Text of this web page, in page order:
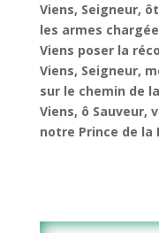
Viens, Seigneur,
les armes
Viens poser la
Viens, Seigneur,
sur le chemin de
Viens, ô Sauveur,
notre Prince de la